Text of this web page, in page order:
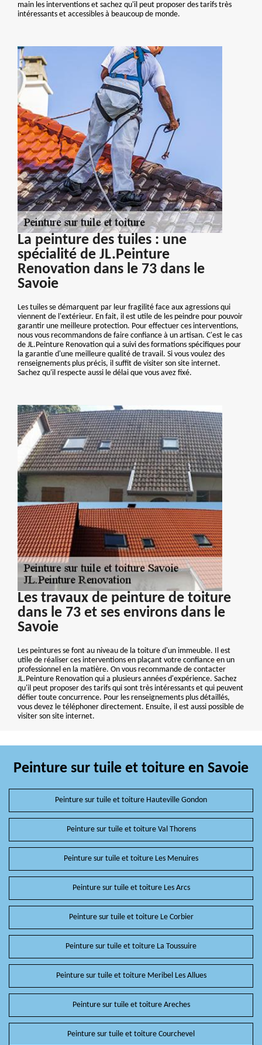
main les interventions et sachez qu'il peut proposer des tarifs très
intéressants et accessibles à beaucoup de monde.
La peinture des tuiles : une
spécialité de JL.Peinture
Renovation dans le 73 dans le
Savoie
Les tuiles se démarquent par leur fragilité face aux agressions qui
viennent de l'extérieur. En fait, il est utile de les peindre pour pouvoir
garantir une meilleure protection. Pour effectuer ces interventions,
nous vous recommandons de faire confiance à un artisan. C'est le cas
de JL.Peinture Renovation qui a suivi des formations spécifiques pour
la garantie d'une meilleure qualité de travail. Si vous voulez des
renseignements plus précis, il suffit de visiter son site internet.
Sachez qu'il respecte aussi le délai que vous avez fixé.
Les travaux de peinture de toiture
dans le 73 et ses environs dans le
Savoie
Les peintures se font au niveau de la toiture d'un immeuble. Il est
utile de réaliser ces interventions en plaçant votre confiance en un
professionnel en la matière. On vous recommande de contacter
JL.Peinture Renovation qui a plusieurs années d'expérience. Sachez
qu'il peut proposer des tarifs qui sont très intéressants et qui peuvent
défier toute concurrence. Pour les renseignements plus détaillés,
vous devez le téléphoner directement. Ensuite, il est aussi possible de
visiter son site internet.
Peinture sur tuile et toiture en Savoie
Peinture sur tuile et toiture Hauteville Gondon
Peinture sur tuile et toiture Val Thorens
Peinture sur tuile et toiture Les Menuires
Peinture sur tuile et toiture Les Arcs
Peinture sur tuile et toiture Le Corbier
Peinture sur tuile et toiture La Toussuire
Peinture sur tuile et toiture Meribel Les Allues
Peinture sur tuile et toiture Areches
Peinture sur tuile et toiture Courchevel